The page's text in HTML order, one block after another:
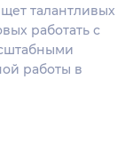
талантливых
работать с
работы в